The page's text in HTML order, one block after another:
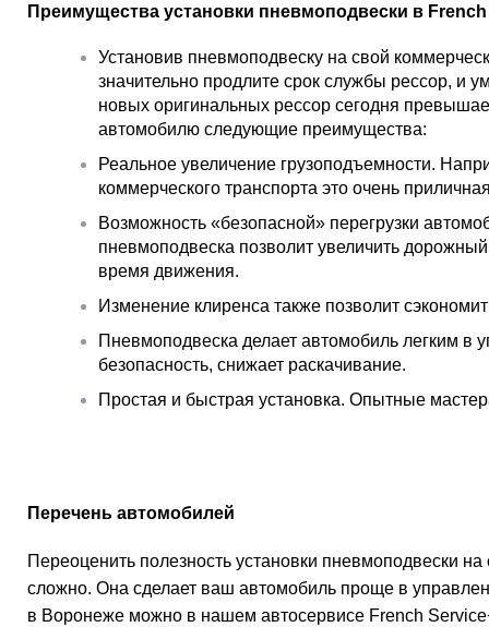
Преимущества установки пневмоподвески в
Установив пневмоподвеску на свой
значительно продлите срок службы рессор, и
новых оригинальных рессор сегодня
автомобилю следующие преимущества:
Реальное увеличение грузоподъемности.
коммерческого транспорта это очень
Возможность «безопасной» перегрузки
пневмоподвеска позволит увеличить
время движения.
Изменение клиренса также позволит
Пневмоподвеска делает автомобиль легким в
безопасность, снижает раскачивание.
Простая и быстрая установка. Опытные
Перечень автомобилей
Переоценить полезность установки пневмоподвески
сложно. Она сделает ваш автомобиль проще в
в Воронеже можно в нашем автосервисе French